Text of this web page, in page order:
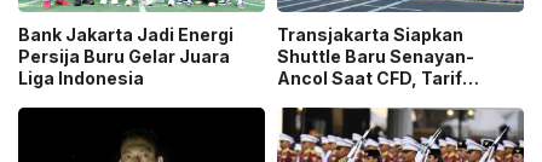
Bank Jakarta Jadi Energi
Persija Buru Gelar Juara
Liga Indonesia
Transjakarta Siapkan
Shuttle Baru Senayan-
Ancol Saat CFD, Tarif